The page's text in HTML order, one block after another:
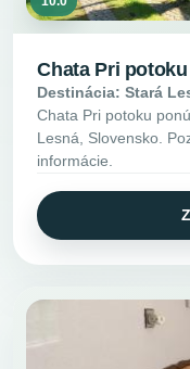
Chata Pri potoku
Destinácia: Stará
Chata Pri potoku
Lesná, Slovensko.
informácie.